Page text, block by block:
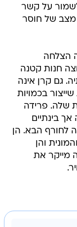
על קשר
מצב של חוסר
הצלחה
חנות קטנה
גם קרן אינה
בכמויות
שלה. פרידה
בינתיים
לחורף הבא. הן
והן
מייקר את